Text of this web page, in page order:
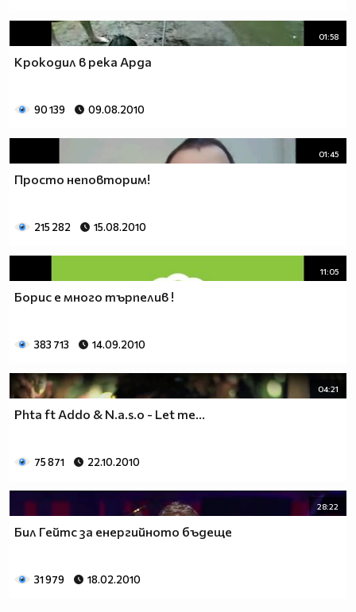
01:58
Крокодил в река Арда
90 139 09.08.2010
01:45
Просто неповторим!
215 282 15.08.2010
11:05
Борис е много търпелив !
383 713 14.09.2010
04:21
Phta ft Addo & N.a.s.o - Let me...
75 871 22.10.2010
28:22
Бил Гейтс за енергийното бъдеще
31 979 18.02.2010